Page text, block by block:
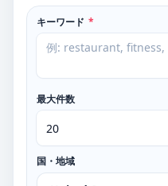
キーワード *
最大件数
国・地域